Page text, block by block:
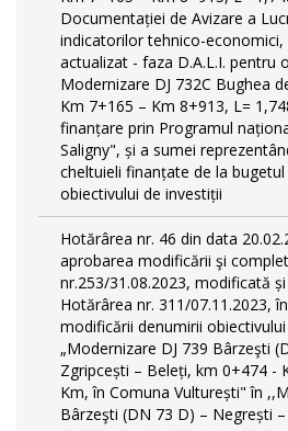
Documentației de Avizare a
indicatorilor tehnico-economici,
actualizat - faza D.A.L.I. pentru
Modernizare DJ 732C Bughea
Km 7+165 – Km 8+913, L=
finanțare prin Programul
Saligny", și a sumei
cheltuieli finanțate de la
obiectivului de investiții
Hotărârea nr. 46 din data
aprobarea modificării şi
nr.253/31.08.2023, modificată
Hotărârea nr. 311/07.11.2023,
modificării denumirii
„Modernizare DJ 739 Bârzeşti
Zgripcești – Beleți, km 0+474 -
Km, în Comuna Vulturești" în
Bârzeşti (DN 73 D) – Negrești